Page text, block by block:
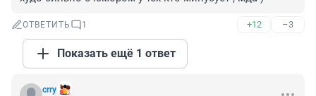
ОТВЕТИТЬ 1 +12 –3
Показать ещё 1 ответ
crry